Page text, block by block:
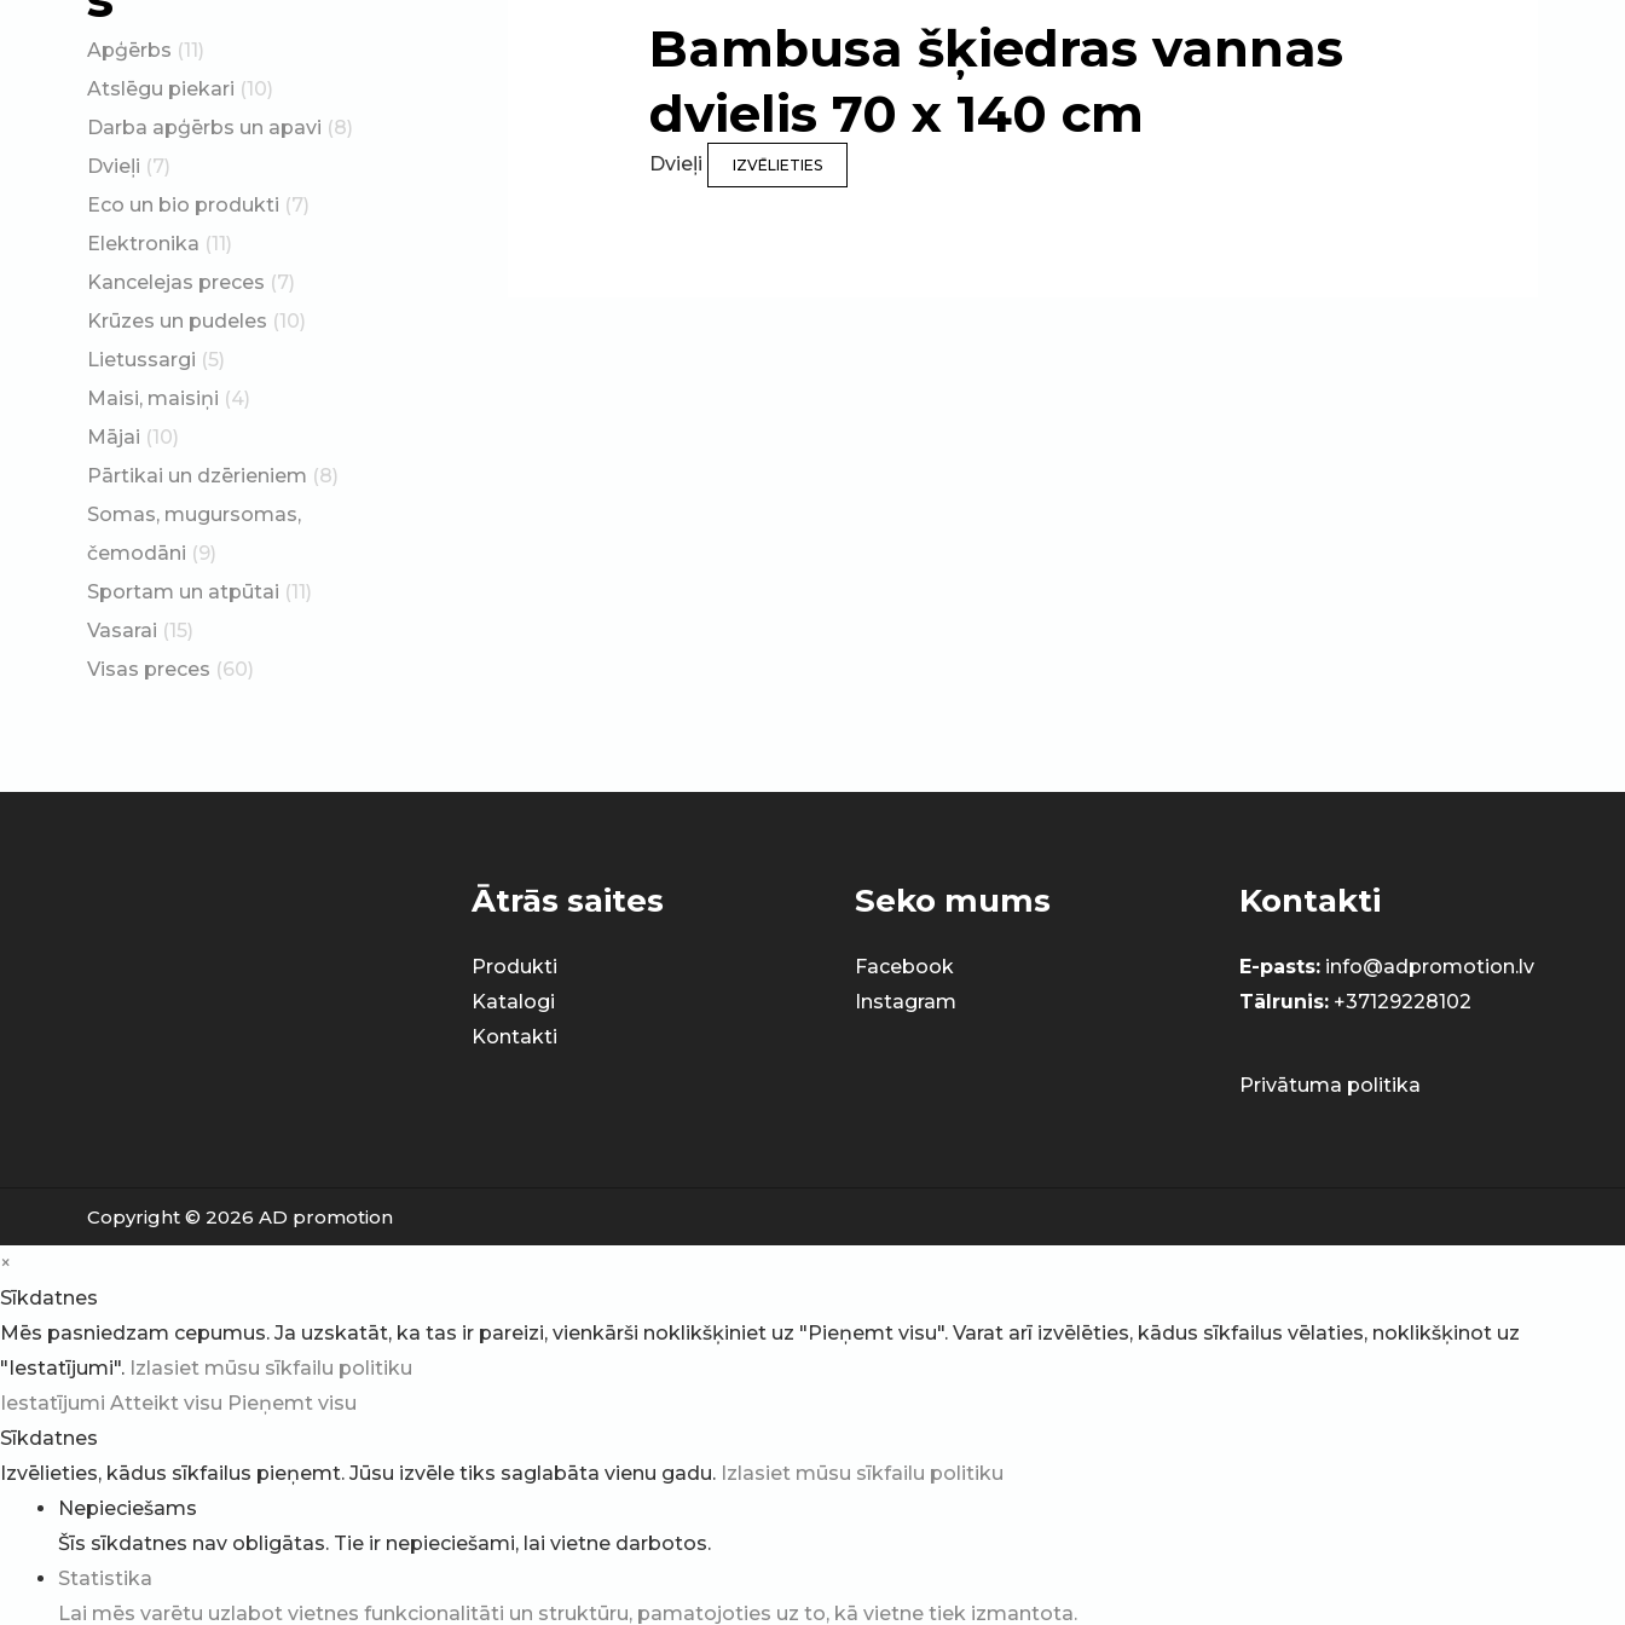
Apģērbs (11)
Atslēgu piekari (10)
Darba apģērbs un apavi (8)
Dvieļi (7)
Eco un bio produkti (7)
Elektronika (11)
Kancelejas preces (7)
Krūzes un pudeles (10)
Lietussargi (5)
Maisi, maisiņi (4)
Mājai (10)
Pārtikai un dzērieniem (8)
Somas, mugursomas,
čemodāni (9)
Sportam un atpūtai (11)
Vasarai (15)
Visas preces (60)
Bambusa šķiedras vannas
dvielis 70 x 140 cm
Dvieļi IZVĒLIETIES
Ātrās saites
Produkti
Katalogi
Kontakti
Seko mums
Facebook
Instagram
Kontakti
E-pasts: info@adpromotion.lv
Tālrunis: +37129228102
Privātuma politika
Copyright © 2026 AD promotion
×
Sīkdatnes
Mēs pasniedzam cepumus. Ja uzskatāt, ka tas ir pareizi, vienkārši noklikšķiniet uz "Pieņemt visu". Varat arī izvēlēties, kādus sīkfailus vēlaties, noklikšķinot uz
"Iestatījumi". Izlasiet mūsu sīkfailu politiku
Iestatījumi Atteikt visu Pieņemt visu
Sīkdatnes
Izvēlieties, kādus sīkfailus pieņemt. Jūsu izvēle tiks saglabāta vienu gadu. Izlasiet mūsu sīkfailu politiku
Nepieciešams
Šīs sīkdatnes nav obligātas. Tie ir nepieciešami, lai vietne darbotos.
Statistika
Lai mēs varētu uzlabot vietnes funkcionalitāti un struktūru, pamatojoties uz to, kā vietne tiek izmantota.